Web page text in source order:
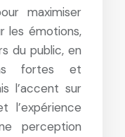
maximiser
les émotions,
du public, en
fortes et
l’accent sur
l’expérience
perception